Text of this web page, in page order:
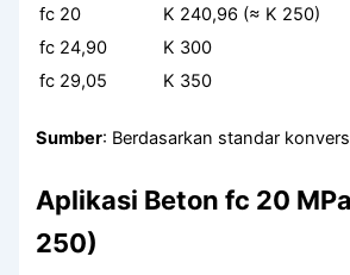
fc 20
K 240,96 (≈ K 250)
fc 24,90
K 300
fc 29,05
K 350
Sumber: Berdasarkan standar
Aplikasi Beton fc 20
250)